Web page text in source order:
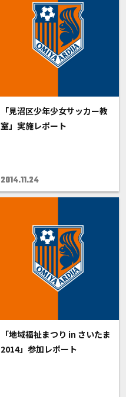
「見沼区少年少女サッカー教
室」実施レポート
2014.11.24
「地域福祉まつり in さいたま
2014」参加レポート